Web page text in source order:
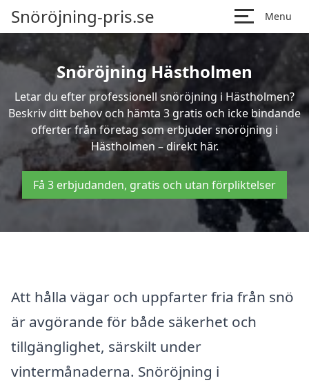
Snöröjning-pris.se Menu
Snöröjning Hästholmen
Letar du efter professionell snöröjning i Hästholmen?
Beskriv ditt behov och hämta 3 gratis och icke bindande
offerter från företag som erbjuder snöröjning i
Hästholmen – direkt här.
Få 3 erbjudanden, gratis och utan förpliktelser
Att hålla vägar och uppfarter fria från snö
är avgörande för både säkerhet och
tillgänglighet, särskilt under
vintermånaderna. Snöröjning i